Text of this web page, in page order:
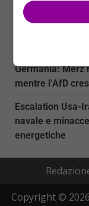
vendita
Germania: Merz
mentre l’AfD
Escalation Usa-
navale e
energetiche
Copyright ©